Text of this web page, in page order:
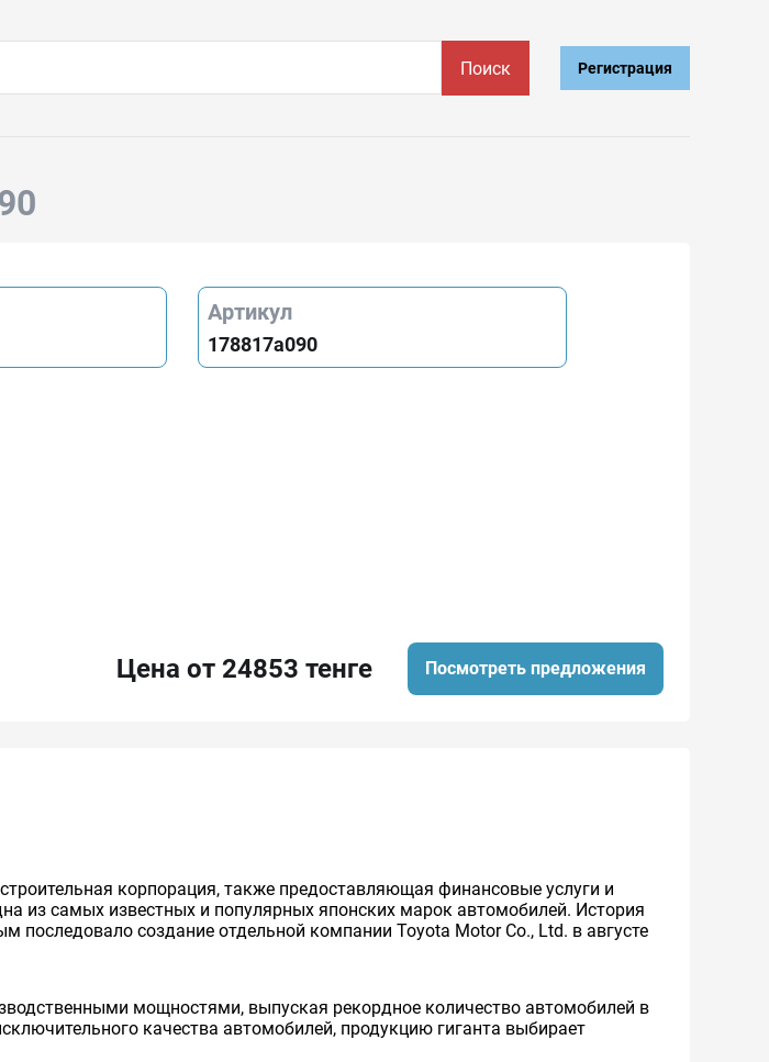
Поиск Регистрация
Артикул
178817a090
Цена от 24853 тенге Посмотреть предложения
корпорация, также предоставляющая финансовые услуги и
из самых известных и популярных японских марок автомобилей. История
последовало создание отдельной компании Toyota Motor Co., Ltd. в августе
мощностями, выпуская рекордное количество автомобилей в
качества автомобилей, продукцию гиганта выбирает